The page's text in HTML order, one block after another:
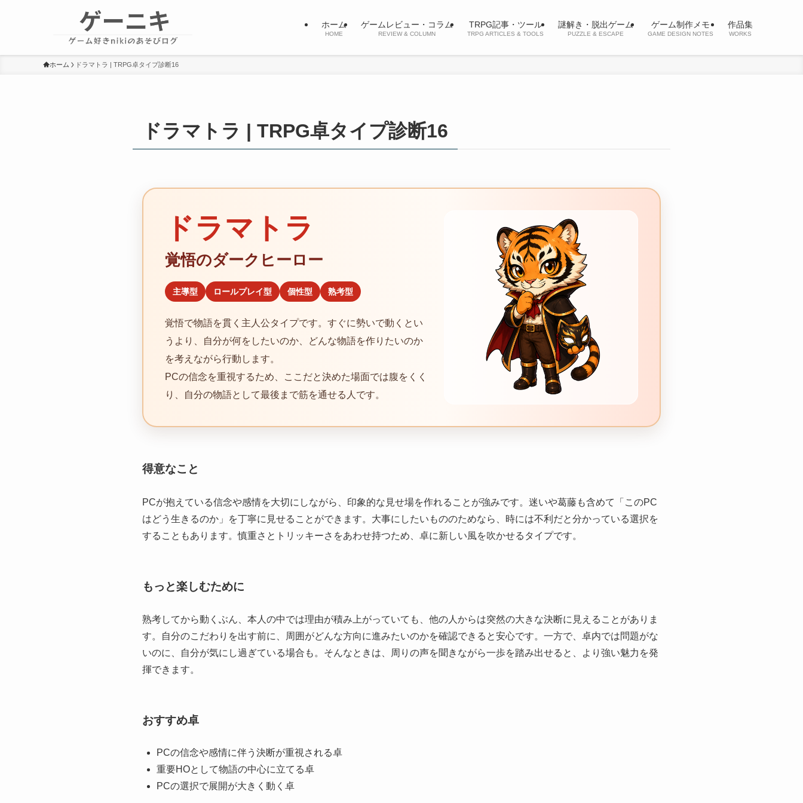
ホーム
HOME
ゲームレビュー・コラム
REVIEW & COLUMN
TRPG記事・ツール
TRPG ARTICLES & TOOLS
謎解き・脱出ゲーム
PUZZLE & ESCAPE
ゲーム制作メモ
GAME DESIGN NOTES
作品集
WORKS
ホーム ドラマトラ | TRPG卓タイプ診断16
ドラマトラ | TRPG卓タイプ診断16
ドラマトラ
覚悟のダークヒーロー
主導型 ロールプレイ型 個性型 熟考型
覚悟で物語を貫く主人公タイプです。すぐに勢いで動くとい
うより、自分が何をしたいのか、どんな物語を作りたいのか
を考えながら行動します。
PCの信念を重視するため、ここだと決めた場面では腹をくく
り、自分の物語として最後まで筋を通せる人です。
得意なこと
PCが抱えている信念や感情を大切にしながら、印象的な見せ場を作れることが強みです。迷いや葛藤も含めて「このPC
はどう生きるのか」を丁寧に見せることができます。大事にしたいもののためなら、時には不利だと分かっている選択を
することもあります。慎重さとトリッキーさをあわせ持つため、卓に新しい風を吹かせるタイプです。
もっと楽しむために
熟考してから動くぶん、本人の中では理由が積み上がっていても、他の人からは突然の大きな決断に見えることがありま
す。自分のこだわりを出す前に、周囲がどんな方向に進みたいのかを確認できると安心です。一方で、卓内では問題がな
いのに、自分が気にし過ぎている場合も。そんなときは、周りの声を聞きながら一歩を踏み出せると、より強い魅力を発
揮できます。
おすすめ卓
PCの信念や感情に伴う決断が重視される卓
重要HOとして物語の中心に立てる卓
PCの選択で展開が大きく動く卓